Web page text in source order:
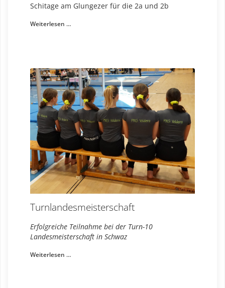
Schitage am Glungezer für die 2a und 2b
Weiterlesen …
Turnlandesmeisterschaft
Erfolgreiche Teilnahme bei der Turn-10
Landesmeisterschaft in Schwaz
Weiterlesen …